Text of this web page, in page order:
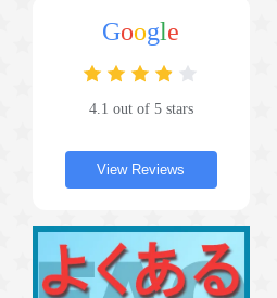
Google
4.1 out of 5 stars
View Reviews